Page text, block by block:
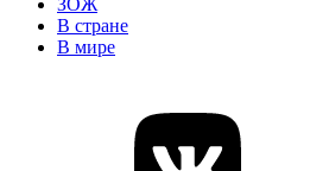
ЗОЖ
В стране
В мире